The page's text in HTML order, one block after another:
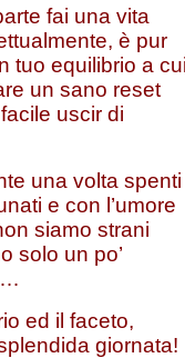
fai una vita
è pur
tuo equilibrio a
un sano reset
uscir di
una volta spenti
e con l’umore
siamo strani
solo un po’
ed il faceto,
giornata!